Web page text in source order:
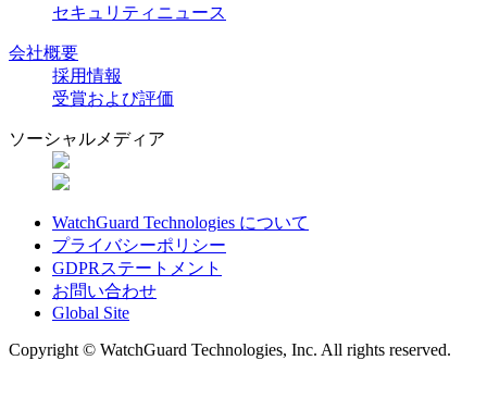
セキュリティニュース
会社概要
採用情報
受賞および評価
ソーシャルメディア
WatchGuard Technologies について
プライバシーポリシー
GDPRステートメント
お問い合わせ
Global Site
Copyright © WatchGuard Technologies, Inc. All rights reserved.